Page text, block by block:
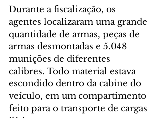
Durante a fiscalização, os
agentes localizaram uma grande
quantidade de armas, peças de
armas desmontadas e 5.048
munições de diferentes
calibres. Todo material estava
escondido dentro da cabine do
veículo, em um compartimento
feito para o transporte de cargas